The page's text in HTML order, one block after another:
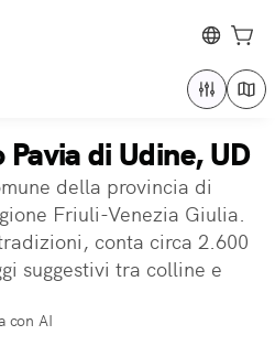
di Udine, UD
della provincia di
Friuli-Venezia Giulia.
conta circa 2.600
suggestivi tra colline e
con AI